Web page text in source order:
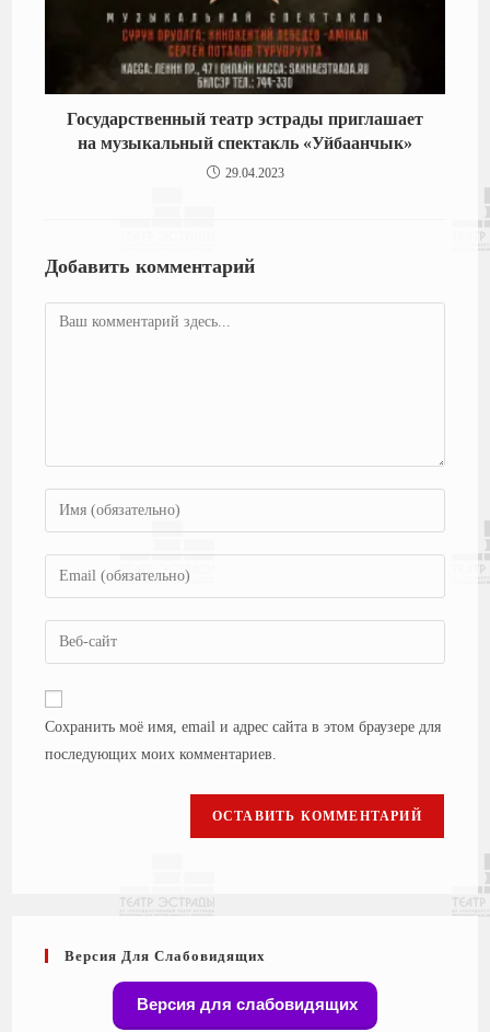
Государственный театр эстрады приглашает
на музыкальный спектакль «Уйбаанчык»
29.04.2023
Добавить комментарий
Сохранить моё имя, email и адрес сайта в этом браузере для
последующих моих комментариев.
Версия Для Слабовидящих
Версия для слабовидящих